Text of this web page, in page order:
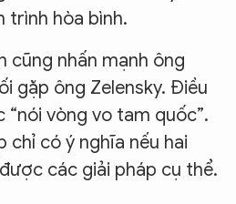
trình hòa bình.
cũng nhấn mạnh ông
gặp ông Zelensky. Điều
“nói vòng vo tam quốc”.
chỉ có ý nghĩa nếu hai
các giải pháp cụ thể.